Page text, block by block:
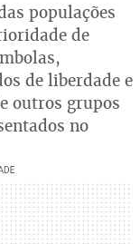
populações
de
de liberdade e
outros grupos
no